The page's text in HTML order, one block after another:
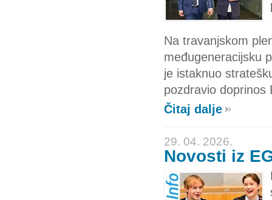
Na travanjskom
međugeneracijsku
je istaknuo
pozdravio doprinos
Čitaj dalje
29. 04. 2026.
Novosti iz